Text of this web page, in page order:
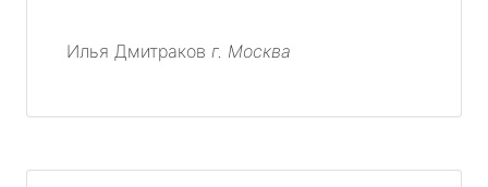
Илья Дмитраков г. Москва